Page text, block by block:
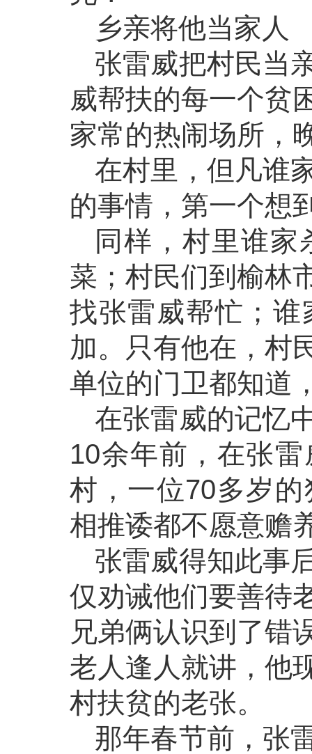
乡亲将他当家人
张雷威把村民当
威帮扶的每一个贫
家常的热闹场所，
在村里，但凡谁
的事情，第一个想
同样，村里谁
菜；村民们到榆林
找张雷威帮忙；
加。只有他在，村
单位的门卫都知道
在张雷威的记忆
10余年前，在张
村，一位70多岁
相推诿都不愿意赡
张雷威得知此事
仅劝诫他们要善待
兄弟俩认识到了错
老人逢人就讲，他
村扶贫的老张。
那年春节前，张